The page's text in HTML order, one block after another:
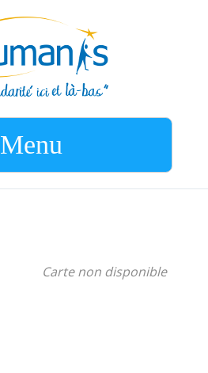
Menu
Carte non disponible